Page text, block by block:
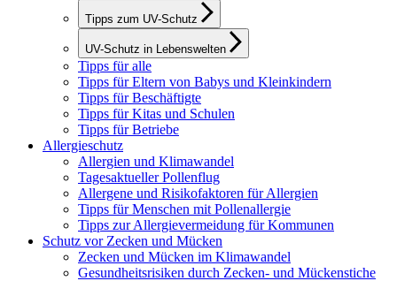
Tipps zum UV-Schutz
UV-Schutz in Lebenswelten
Tipps für alle
Tipps für Eltern von Babys und Kleinkindern
Tipps für Beschäftigte
Tipps für Kitas und Schulen
Tipps für Betriebe
Allergieschutz
Allergien und Klimawandel
Tagesaktueller Pollenflug
Allergene und Risikofaktoren für Allergien
Tipps für Menschen mit Pollenallergie
Tipps zur Allergievermeidung für Kommunen
Schutz vor Zecken und Mücken
Zecken und Mücken im Klimawandel
Gesundheitsrisiken durch Zecken- und Mückenstiche